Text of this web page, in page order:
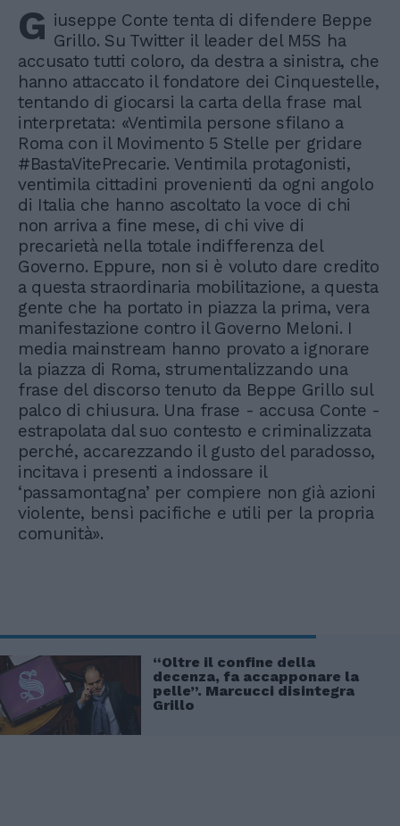
G iuseppe Conte tenta di difendere Beppe
Grillo. Su Twitter il leader del M5S ha
accusato tutti coloro, da destra a sinistra, che
hanno attaccato il fondatore dei Cinquestelle,
tentando di giocarsi la carta della frase mal
interpretata: «Ventimila persone sfilano a
Roma con il Movimento 5 Stelle per gridare
#BastaVitePrecarie. Ventimila protagonisti,
ventimila cittadini provenienti da ogni angolo
di Italia che hanno ascoltato la voce di chi
non arriva a fine mese, di chi vive di
precarietà nella totale indifferenza del
Governo. Eppure, non si è voluto dare credito
a questa straordinaria mobilitazione, a questa
gente che ha portato in piazza la prima, vera
manifestazione contro il Governo Meloni. I
media mainstream hanno provato a ignorare
la piazza di Roma, strumentalizzando una
frase del discorso tenuto da Beppe Grillo sul
palco di chiusura. Una frase - accusa Conte -
estrapolata dal suo contesto e criminalizzata
perché, accarezzando il gusto del paradosso,
incitava i presenti a indossare il
‘passamontagna’ per compiere non già azioni
violente, bensì pacifiche e utili per la propria
comunità».
“Oltre il confine della
decenza, fa accapponare la
pelle”. Marcucci disintegra
Grillo